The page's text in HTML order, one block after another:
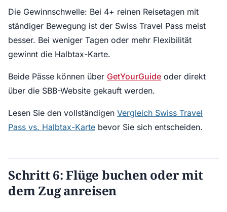
Die Gewinnschwelle: Bei 4+ reinen Reisetagen mit
ständiger Bewegung ist der Swiss Travel Pass meist
besser. Bei weniger Tagen oder mehr Flexibilität
gewinnt die Halbtax-Karte.
Beide Pässe können über GetYourGuide oder direkt
über die SBB-Website gekauft werden.
Lesen Sie den vollständigen Vergleich Swiss Travel
Pass vs. Halbtax-Karte bevor Sie sich entscheiden.
Schritt 6: Flüge buchen oder mit
dem Zug anreisen